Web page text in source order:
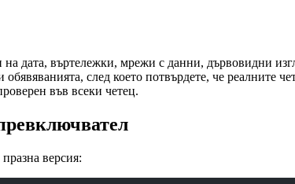
дата, въртележки, мрежи с данни, дървовидни
след което потвърдете, че реалните
във всеки четец.
версия: